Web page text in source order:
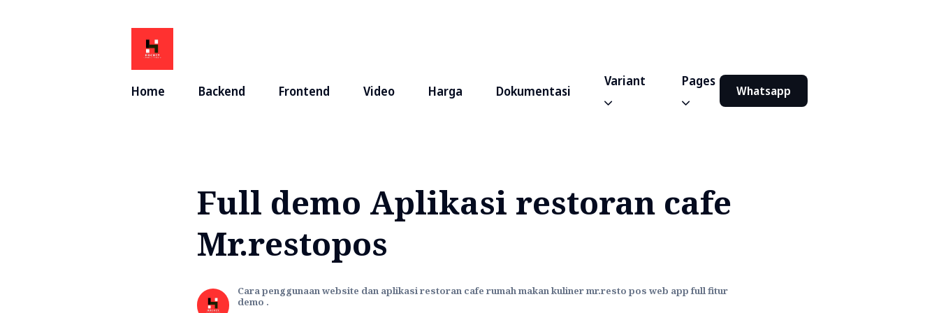
Home Backend Frontend Video Harga Dokumentasi
Variant Pages
Whatsapp
Full demo Aplikasi restoran cafe
Mr.restopos
Cara penggunaan website dan aplikasi restoran cafe rumah makan kuliner mr.resto pos web app full fitur
demo .